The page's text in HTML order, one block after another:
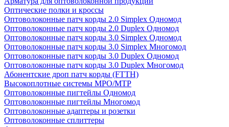
Оптические полки и кроссы
Оптоволоконные патч корды 2.0 Simplex Одномод
Оптоволоконные патч корды 2.0 Duplex Одномод
Оптоволоконные патч корды 3.0 Simplex Одномод
Оптоволоконные патч корды 3.0 Simplex Многомод
Оптоволоконные патч корды 3.0 Duplex Одномод
Оптоволоконные патч корды 3.0 Duplex Многомод
Абонентские дроп патч корды (FTTH)
Высокоплотные системы MPO/MTP
Оптоволоконные пигтейлы Одномод
Оптоволоконные пигтейлы Многомод
Оптоволоконные адаптеры и розетки
Оптоволоконные сплиттеры